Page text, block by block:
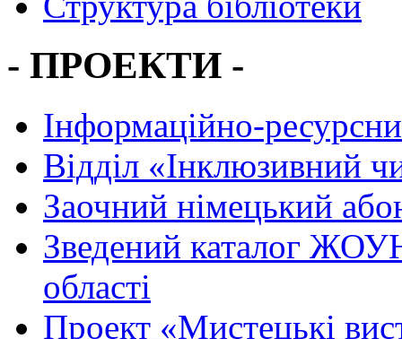
- ПРОЕКТИ -
Інформаційно-
Вiддiл «Інклюзивний
Заочний німецький
Зведений каталог
області
Проект «Мистецькі